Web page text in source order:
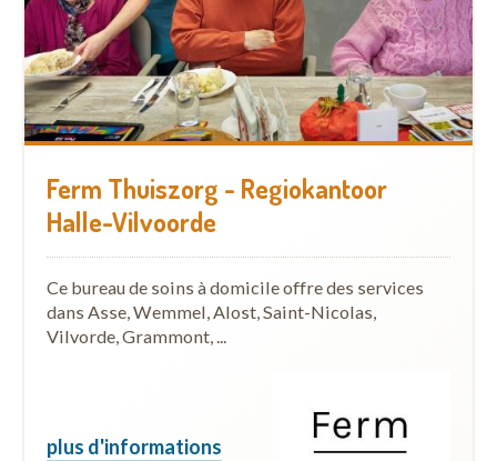
Ferm Thuiszorg - Regiokantoor
Halle-Vilvoorde
Ce bureau de soins à domicile offre des services
dans Asse, Wemmel, Alost, Saint-Nicolas,
Vilvorde, Grammont, ...
plus d'informations